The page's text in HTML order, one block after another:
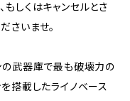
もしくはキャンセルとさ
さいませ。
の武器庫で最も破壊力の
搭載したライノベース